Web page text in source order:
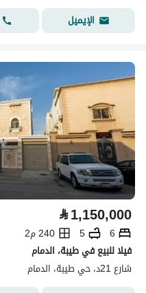
الإيميل
⃁1,150,000
6
5
240 م2
فيلا للبيع في طيبة، الدمام
شارع 21د، حي طيبة، الدمام